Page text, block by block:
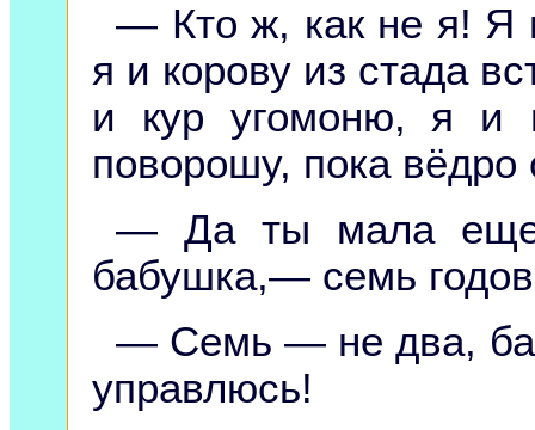
— Кто ж, как не я! Я
я и корову из стада
и кур угомоню, я и
поворошу, пока вёдро
— Да ты мала еще,
бабушка,— семь годов
— Семь — не два,
управлюсь!